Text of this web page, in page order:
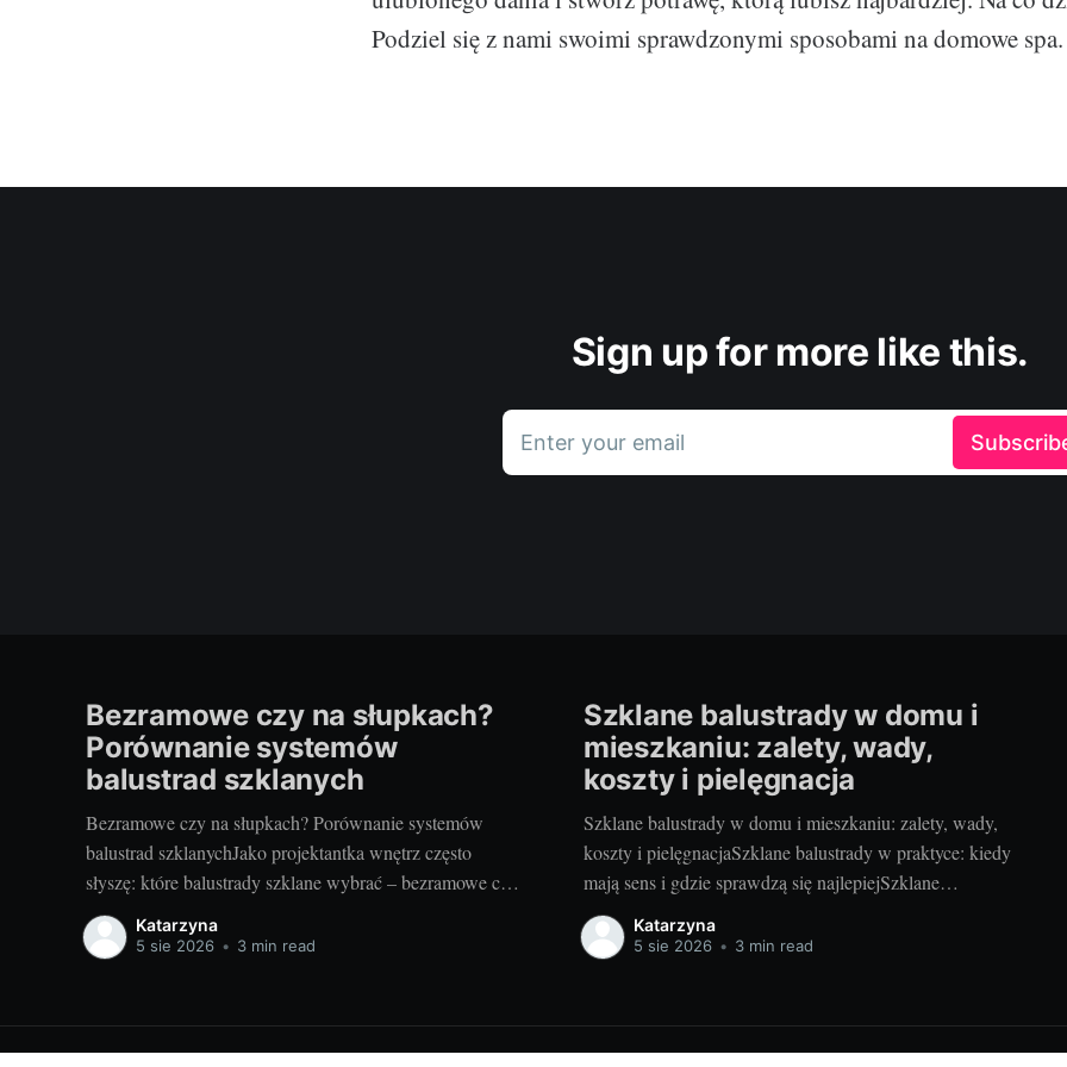
Podziel się z nami swoimi sprawdzonymi sposobami na domowe spa.
Sign up for more like this.
Enter your email
Bezramowe czy na słupkach?
Porównanie systemów
balustrad szklanych
Bezramowe czy na słupkach? Porównanie systemów
balustrad szklanychJako projektantka wnętrz często
słyszę: które balustrady szklane wybrać – bezramowe czy
na słupkach? Oba systemy potrafią wyglądać zjawiskowo
i podnieść wartość nieruchomości, ale różnią się
w domach, mieszkaniach i obiektach usługowych. Czym
Katarzyna
5 sie 2026 • 3 min read
Szklane balustrady w domu i
mieszkaniu: zalety, wady,
koszty i pielęgnacja
Szklane balustrady w domu i mieszkaniu: zalety, wady,
koszty i pielęgnacjaSzklane balustrady w praktyce: kiedy
mają sens i gdzie sprawdzą się najlepiejSzklane
balustrady to sposób na więcej światła, lekkości i
nowoczesności bez rezygnacji z bezpieczeństwa. Lubię je
Katarzyna
5 sie 2026 • 3 min read